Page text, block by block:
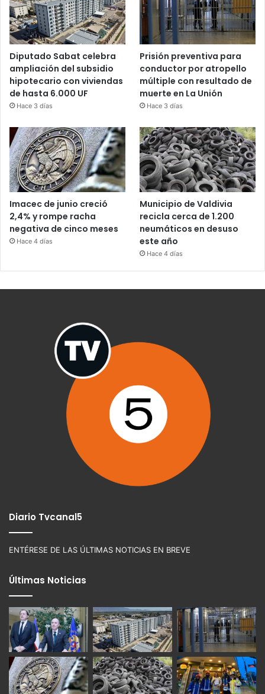
Diputado Sabat celebra
ampliación del subsidio
hipotecario con viviendas
de hasta 6.000 UF
Hace 3 días
Prisión preventiva para
conductor por atropello
múltiple con resultado de
muerte en La Unión
Hace 3 días
Imacec de junio creció
2,4% y rompe racha
negativa de cinco meses
Hace 4 días
Municipio de Valdivia
recicla cerca de 1.200
neumáticos en desuso
este año
Hace 4 días
Diario Tvcanal5
ENTÉRESE DE LAS ÚLTIMAS NOTICIAS EN BREVE
Últimas Noticias